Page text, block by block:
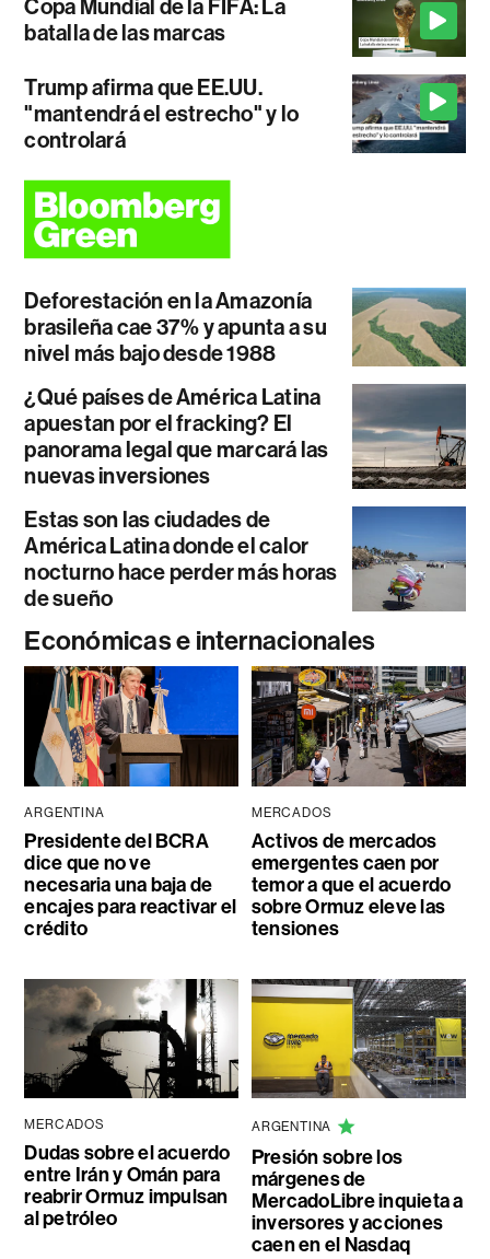
Copa Mundial de la FIFA: La
batalla de las marcas
Trump afirma que EE.UU.
"mantendrá el estrecho" y lo
controlará
Deforestación en la Amazonía
brasileña cae 37% y apunta a su
nivel más bajo desde 1988
¿Qué países de América Latina
apuestan por el fracking? El
panorama legal que marcará las
nuevas inversiones
Estas son las ciudades de
América Latina donde el calor
nocturno hace perder más horas
de sueño
Económicas e internacionales
ARGENTINA
Presidente del BCRA
dice que no ve
necesaria una baja de
encajes para reactivar el
crédito
MERCADOS
Activos de mercados
emergentes caen por
temor a que el acuerdo
sobre Ormuz eleve las
tensiones
MERCADOS
Dudas sobre el acuerdo
entre Irán y Omán para
reabrir Ormuz impulsan
al petróleo
ARGENTINA
Presión sobre los
márgenes de
MercadoLibre inquieta a
inversores y acciones
caen en el Nasdaq